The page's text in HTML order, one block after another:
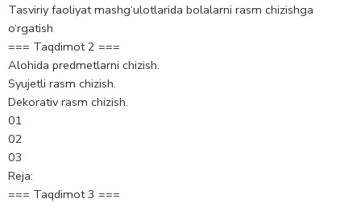
Tasviriy faoliyat mashg‘ulotlarida bolalarni rasm chizishga
o‘rgatish
=== Taqdimot 2 ===
Alohida predmetlarni chizish.
Syujetli rasm chizish.
Dekorativ rasm chizish.
01
02
03
Reja:
=== Taqdimot 3 ===